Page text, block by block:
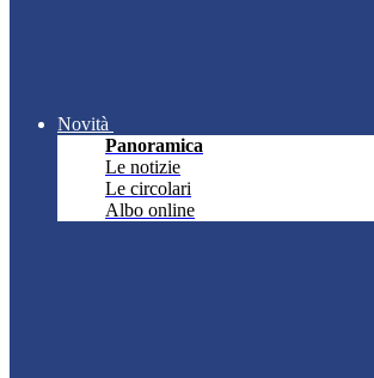
Novità
Panoramica
Le notizie
Le circolari
Albo online